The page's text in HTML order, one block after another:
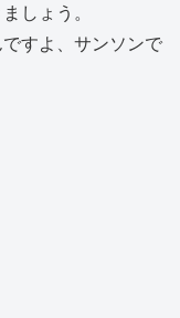
しょう。
すよ、サンソンで